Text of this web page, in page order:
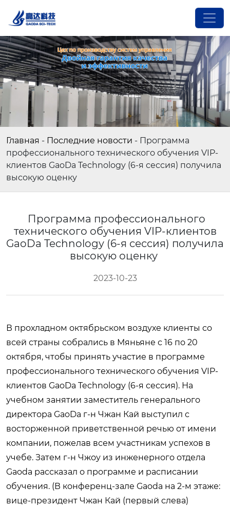
Главная - Последние новости - Программа
профессионального технического обучения VIP-
клиентов GaoDa Technology (6-я сессия) получила
высокую оценку
Программа профессионального
технического обучения VIP-клиентов
GaoDa Technology (6-я сессия) получила
высокую оценку
2023-10-23
В прохладном октябрьском воздухе клиенты со
всей страны собрались в Мяньяне с 16 по 20
октября, чтобы принять участие в программе
профессионального технического обучения VIP-
клиентов GaoDa Technology (6-я сессия). На
учебном занятии заместитель генерального
директора GaoDa г-н Чжан Кай выступил с
восторженной приветственной речью от имени
компании, пожелав всем участникам успехов в
учебе. Затем г-н Чжоу из инженерного отдела
Gaoda рассказал о программе и расписании
обучения. (В конференц-зале Gaoda на 2-м этаже:
вице-президент Чжан Кай (первый слева)